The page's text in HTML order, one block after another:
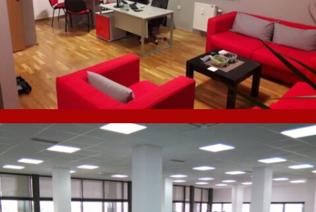
[…]
Opremanje poslovnog prostora Elsys
Eastern Europe